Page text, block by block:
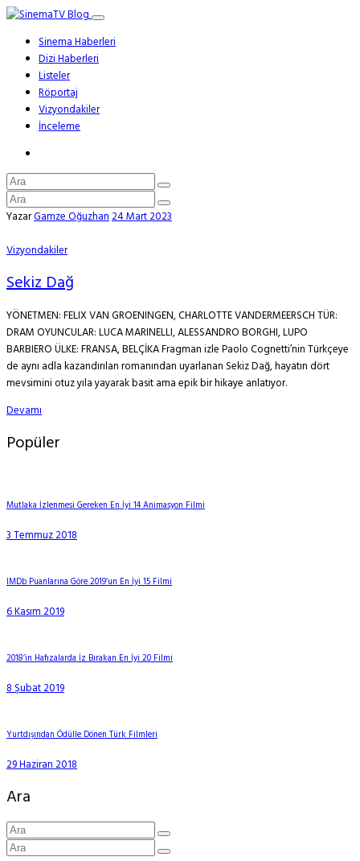
Sinema Haberleri
Dizi Haberleri
Listeler
Röportaj
Vizyondakiler
İnceleme
YazarGamze Oğuzhan24 Mart 2023
Vizyondakiler
Sekiz Dağ
YÖNETMEN: FELIX VAN GROENINGEN, CHARLOTTE VANDERMEERSCH TÜR:
DRAM OYUNCULAR: LUCA MARINELLI, ALESSANDRO BORGHI, LUPO
BARBIERO ÜLKE: FRANSA, BELÇİKA Fragman izle Paolo Cognetti’nin Türkçeye
de aynı adla kazandırılan romanından uyarlanan Sekiz Dağ, hayatın dört
mevsimini otuz yıla yayarak basit ama epik bir hikaye anlatıyor.
Devamı
Popüler
Mutlaka İzlenmesi Gereken En İyi 14 Animasyon Filmi
3 Temmuz 2018
IMDb Puanlarına Göre 2019’un En İyi 15 Filmi
6 Kasım 2019
2018’in Hafızalarda İz Bırakan En İyi 20 Filmi
8 Şubat 2019
Yurtdışından Ödülle Dönen Türk Filmleri
29 Haziran 2018
Ara